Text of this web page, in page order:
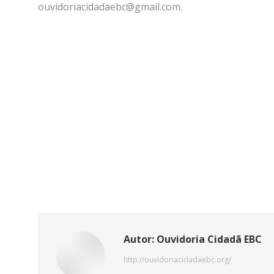
ouvidoriacidadaebc@gmail.com.
Autor: Ouvidoria Cidadã EBC
http://ouvidoriacidadaebc.org/